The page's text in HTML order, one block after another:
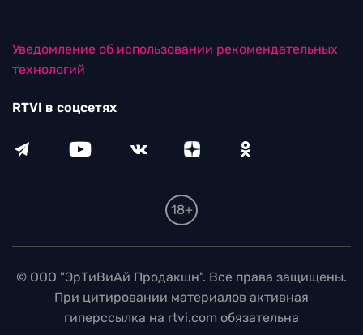
Уведомление об использовании рекомендательных
технологий
RTVI в соцсетях
18+
© ООО "ЭрТиВиАй Продакшн". Все права защищены.
При цитировании материалов активная
гиперссылка на rtvi.com обязательна